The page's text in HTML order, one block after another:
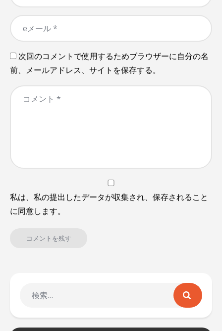
次回のコメントで使用するためブラウザーに自分の名
前、メールアドレス、サイトを保存する。
私は、私の提出したデータが収集され、保存されること
に同意します。